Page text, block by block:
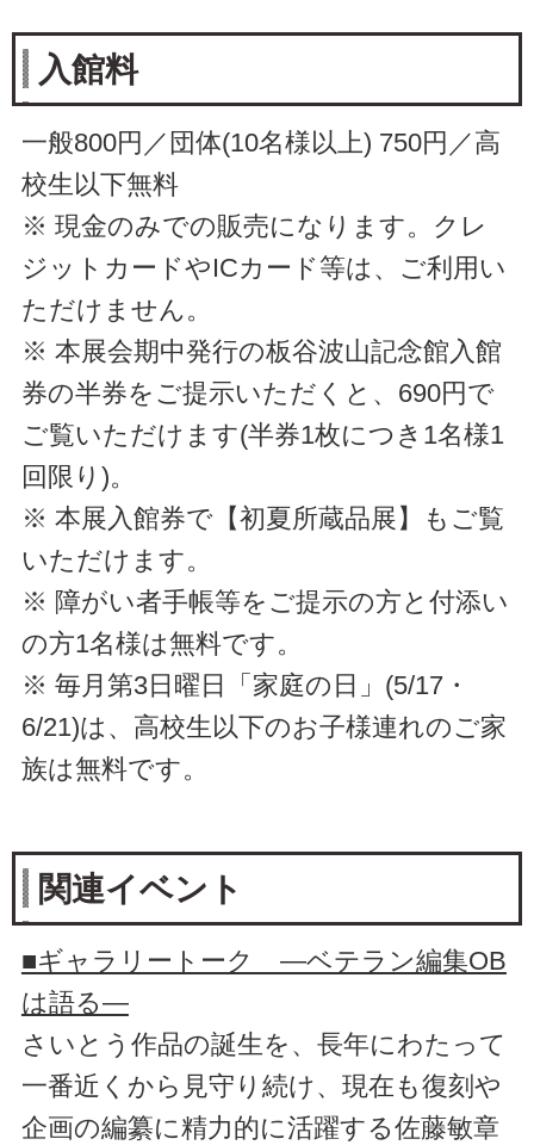
入館料
一般800円／団体(10名様以上) 750円／高
校生以下無料
※ 現金のみでの販売になります。クレ
ジットカードやICカード等は、ご利用い
ただけません。
※ 本展会期中発行の板谷波山記念館入館
券の半券をご提示いただくと、690円で
ご覧いただけます(半券1枚につき1名様1
回限り)。
※ 本展入館券で【初夏所蔵品展】もご覧
いただけます。
※ 障がい者手帳等をご提示の方と付添い
の方1名様は無料です。
※ 毎月第3日曜日「家庭の日」(5/17・
6/21)は、高校生以下のお子様連れのご家
族は無料です。
関連イベント
■ギャラリートーク ―ベテラン編集OB
は語る―
さいとう作品の誕生を、長年にわたって
一番近くから見守り続け、現在も復刻や
企画の編纂に精力的に活躍する佐藤敏章